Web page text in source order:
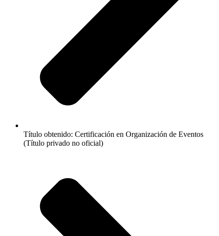
Título obtenido: Certificación en Organización de Eventos
(Título privado no oficial)